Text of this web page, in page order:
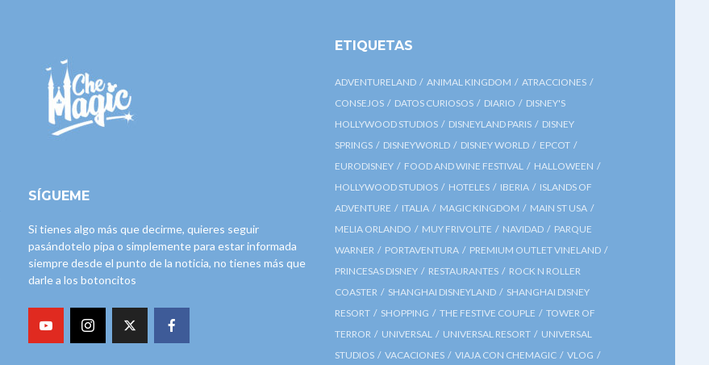
SÍGUEME
Si tienes algo más que decirme, quieres seguir
pasándotelo pipa o simplemente para estar informada
siempre desde el punto de la noticia, no tienes más que
darle a los botoncitos
ETIQUETAS
ADVENTURELAND ANIMAL KINGDOM
ATRACCIONES
CONSEJOS
DATOS CURIOSOS DIARIO
DISNEY'S
HOLLYWOOD STUDIOS
DISNEYLAND PARIS
DISNEY
SPRINGS
DISNEYWORLD DISNEY WORLD
EPCOT
EURODISNEY
FOOD AND WINE FESTIVAL
HALLOWEEN
HOLLYWOOD STUDIOS
HOTELES IBERIA
ISLANDS OF
ADVENTURE
ITALIA MAGIC KINGDOM
MAIN ST USA
MELIA ORLANDO
MUY FRIVOLITE NAVIDAD
PARQUE
WARNER
PORTAVENTURA
PREMIUM OUTLET VINELAND
PRINCESAS DISNEY
RESTAURANTES
ROCK N ROLLER
COASTER
SHANGHAI DISNEYLAND
SHANGHAI DISNEY
RESORT
SHOPPING THE FESTIVE COUPLE
TOWER OF
TERROR
UNIVERSAL UNIVERSAL RESORT
UNIVERSAL
STUDIOS
VACACIONES VIAJA CON CHEMAGIC VLOG